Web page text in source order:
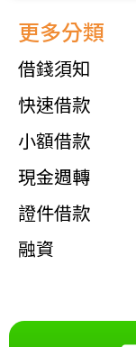
更多分類
借錢須知
快速借款
小額借款
現金週轉
證件借款
融資